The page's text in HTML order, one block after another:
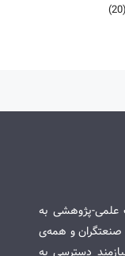
(20)
علمی-پژوهشی به
صنعتگران و همه‌ی
دسترسی به